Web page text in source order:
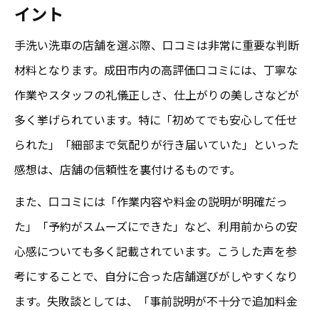
イント
手洗い洗車の店舗を選ぶ際、口コミは非常に重要な判断
材料となります。成田市内の高評価口コミには、丁寧な
作業やスタッフの礼儀正しさ、仕上がりの美しさなどが
多く挙げられています。特に「初めてでも安心して任せ
られた」「細部まで気配りが行き届いていた」といった
感想は、店舗の信頼性を裏付けるものです。
また、口コミには「作業内容や料金の説明が明確だっ
た」「予約がスムーズにできた」など、利用前からの安
心感についても多く記載されています。こうした声を参
考にすることで、自分に合った店舗選びがしやすくなり
ます。失敗談としては、「事前説明が不十分で追加料金